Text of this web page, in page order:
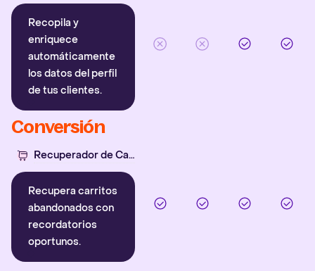
Recopila y
enriquece
automáticamente
los datos del perfil
de tus clientes.
Conversión
Recuperador de Carritos
Recupera carritos
abandonados con
recordatorios
oportunos.